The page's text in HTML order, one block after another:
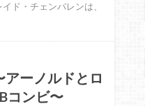
ド・チェンバレンは、
アーノルドとロ
コンビ〜